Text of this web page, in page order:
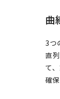
曲
3つ
直
て
確